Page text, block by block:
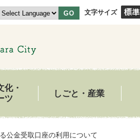
GO 文字サイズ
化・
ツ
しごと・産業
公金受取口座の利用について